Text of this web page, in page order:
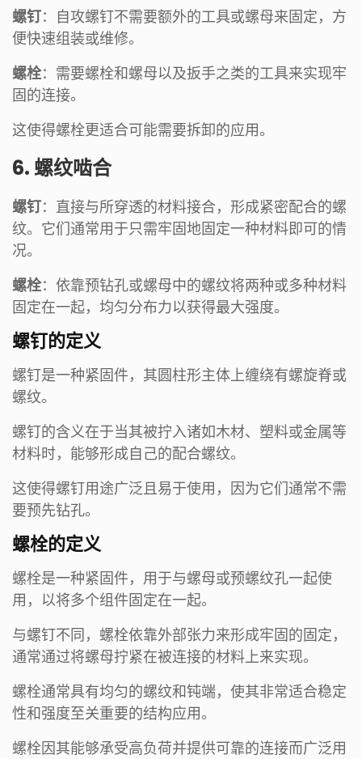
螺钉：自攻螺钉不需要额外的工具或螺母来固定，方
便快速组装或维修。
螺栓：需要螺栓和螺母以及扳手之类的工具来实现牢
固的连接。
这使得螺栓更适合可能需要拆卸的应用。
6. 螺纹啮合
螺钉：直接与所穿透的材料接合，形成紧密配合的螺
纹。它们通常用于只需牢固地固定一种材料即可的情
况。
螺栓：依靠预钻孔或螺母中的螺纹将两种或多种材料
固定在一起，均匀分布力以获得最大强度。
螺钉的定义
螺钉是一种紧固件，其圆柱形主体上缠绕有螺旋脊或
螺纹。
螺钉的含义在于当其被拧入诸如木材、塑料或金属等
材料时，能够形成自己的配合螺纹。
这使得螺钉用途广泛且易于使用，因为它们通常不需
要预先钻孔。
螺栓的定义
螺栓是一种紧固件，用于与螺母或预螺纹孔一起使
用，以将多个组件固定在一起。
与螺钉不同，螺栓依靠外部张力来形成牢固的固定，
通常通过将螺母拧紧在被连接的材料上来实现。
螺栓通常具有均匀的螺纹和钝端，使其非常适合稳定
性和强度至关重要的结构应用。
螺栓因其能够承受高负荷并提供可靠的连接而广泛用